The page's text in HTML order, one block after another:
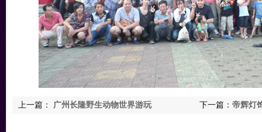
下一篇： 帝辉灯
上一篇： 广州长隆野生动物世界游玩